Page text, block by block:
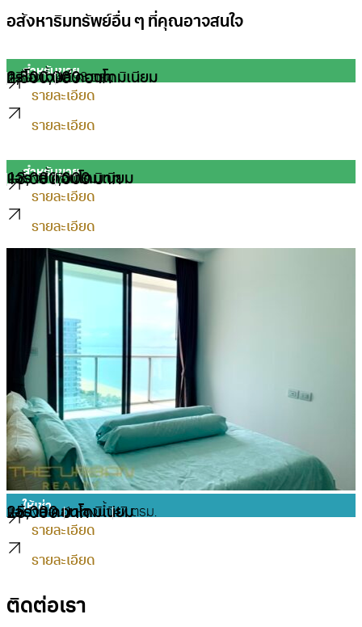
อสังหาริมทรัพย์อื่น ๆ ที่คุณอาจสนใจ
สำหรับขาย
ทรีโอ เจมส์ คอนโดมิเนียม
1 ห้องน้ำ46.93 ตรม.
2,500,000 บาท
รายละเอียด
รายละเอียด
สำหรับขาย
แอราส คอนโดมิเนียม
2 ห้องน้ำ73 ตรม.
13,000,000 บาท
รายละเอียด
รายละเอียด
ให้เช่า
แอราส คอนโดมิเนียม
1 ห้องนอน1 ห้องน้ำ47 ตรม.
25,000 บาท
รายละเอียด
รายละเอียด
ติดต่อเรา